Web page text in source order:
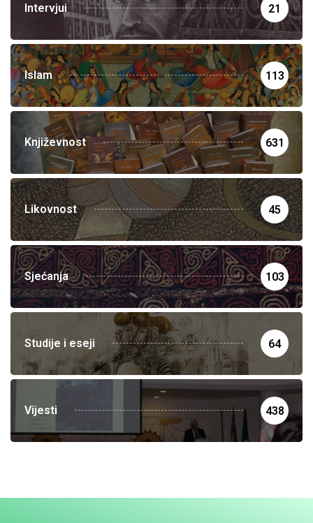
Intervjui 21
Islam 113
Književnost 631
Likovnost 45
Sjećanja 103
Studije i eseji 64
Vijesti 438